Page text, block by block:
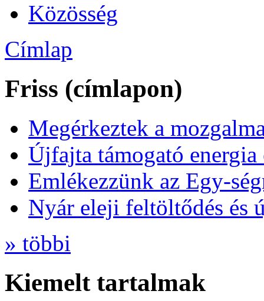
Közösség
Címlap
Friss (címlapon)
Megérkeztek a
Újfajta támogató
Emlékezzünk az Egy-
Nyár eleji feltöltődés és
» többi
Kiemelt tartalmak